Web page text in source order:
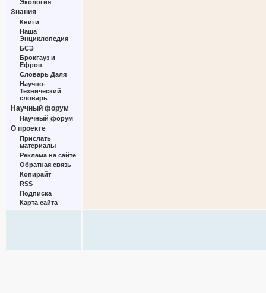
Экология
Знания
Книги
Наша
Энциклопедия
БСЭ
Брокгауз и
Ефрон
Словарь Даля
Научно-
Технический
словарь
Научный форум
Научный форум
О проекте
Прислать
материалы
Реклама на сайте
Обратная связь
Копирайт
RSS
Подписка
Карта сайта